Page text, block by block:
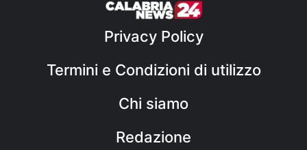
Privacy Policy
Termini e Condizioni di utilizzo
Chi siamo
Redazione